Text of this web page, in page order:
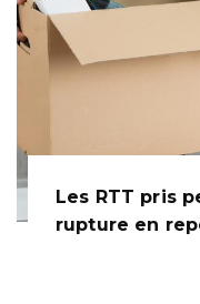
Les RTT pris
rupture en